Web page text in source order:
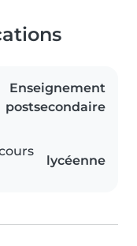
Enseignement
postsecondaire
lycéenne